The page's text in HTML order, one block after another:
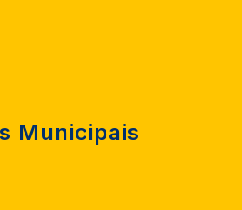
Municipais